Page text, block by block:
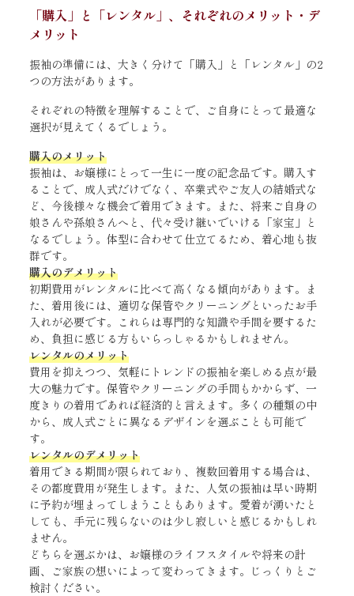
「購入」と「レンタル」、それぞれのメリット・デ
メリット
振袖の準備には、大きく分けて「購入」と「レンタル」の2
つの方法があります。
それぞれの特徴を理解することで、ご自身にとって最適な
選択が見えてくるでしょう。
購入のメリット
振袖は、お嬢様にとって一生に一度の記念品です。購入す
ることで、成人式だけでなく、卒業式やご友人の結婚式な
ど、今後様々な機会で着用できます。また、将来ご自身の
娘さんや孫娘さんへと、代々受け継いでいける「家宝」と
なるでしょう。体型に合わせて仕立てるため、着心地も抜
群です。
購入のデメリット
初期費用がレンタルに比べて高くなる傾向があります。ま
た、着用後には、適切な保管やクリーニングといったお手
入れが必要です。これらは専門的な知識や手間を要するた
め、負担に感じる方もいらっしゃるかもしれません。
レンタルのメリット
費用を抑えつつ、気軽にトレンドの振袖を楽しめる点が最
大の魅力です。保管やクリーニングの手間もかからず、一
度きりの着用であれば経済的と言えます。多くの種類の中
から、成人式ごとに異なるデザインを選ぶことも可能で
す。
レンタルのデメリット
着用できる期間が限られており、複数回着用する場合は、
その都度費用が発生します。また、人気の振袖は早い時期
に予約が埋まってしまうこともあります。愛着が湧いたと
しても、手元に残らないのは少し寂しいと感じるかもしれ
ません。
どちらを選ぶかは、お嬢様のライフスタイルや将来の計
画、ご家族の想いによって変わってきます。じっくりとご
検討ください。